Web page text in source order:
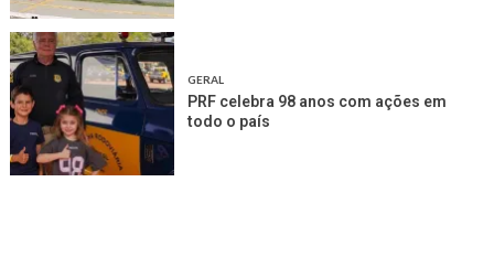
GERAL
PRF celebra 98 anos com ações em
todo o país